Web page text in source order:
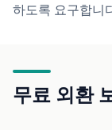
하도록 요구합니
무료 외환